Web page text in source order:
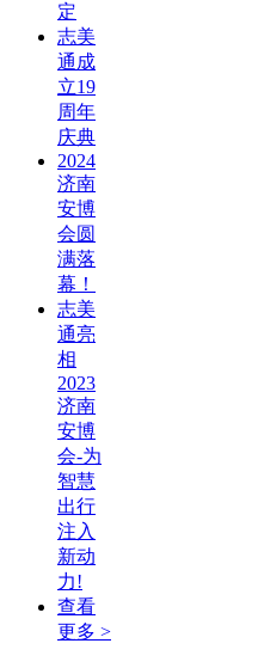
定
志美
通成
立19
周年
庆典
2024
济南
安博
会圆
满落
幕！
志美
通亮
相
2023
济南
安博
会-为
智慧
出行
注入
新动
力!
查看
更多 >